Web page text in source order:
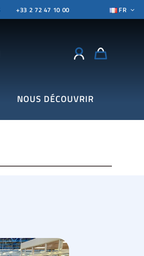
+33 2 72 47 10 00 FR
NOUS DÉCOUVRIR